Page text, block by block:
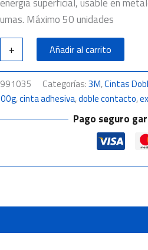
superficial, usable en
Máximo 50 unidades
+ Añadir al carrito
Categorías:3M,Cintas
,cinta adhesiva,doble contacto,
Pago seguro